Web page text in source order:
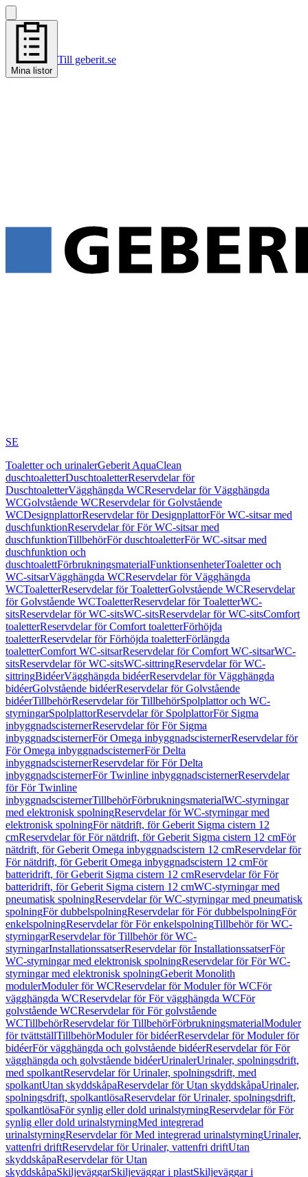
Mina listor
Till geberit.se
SE
Toaletter och urinalerGeberit AquaClean
duschtoaletterDuschtoaletterReservdelar för
DuschtoaletterVägghängda WCReservdelar för Vägghängda
WCGolvstående WCReservdelar för Golvstående
WCDesignplattorReservdelar för DesignplattorFör WC-sitsar med
duschfunktionReservdelar för För WC-sitsar med
duschfunktionTillbehörFör duschtoaletterFör WC-sitsar med
duschfunktion och
duschtoalettFörbrukningsmaterialFunktionsenheterToaletter och
WC-sitsarVägghängda WCReservdelar för Vägghängda
WCToaletterReservdelar för ToaletterGolvstående WCReservdelar
för Golvstående WCToaletterReservdelar för ToaletterWC-
sitsReservdelar för WC-sitsWC-sitsReservdelar för WC-sitsComfort
toaletterReservdelar för Comfort toaletterFörhöjda
toaletterReservdelar för Förhöjda toaletterFörlängda
toaletterComfort WC-sitsarReservdelar för Comfort WC-sitsarWC-
sitsReservdelar för WC-sitsWC-sittringReservdelar för WC-
sittringBidéerVägghängda bidéerReservdelar för Vägghängda
bidéerGolvstående bidéerReservdelar för Golvstående
bidéerTillbehörReservdelar för TillbehörSpolplattor och WC-
styrningarSpolplattorReservdelar för SpolplattorFör Sigma
inbyggnadscisternerReservdelar för För Sigma
inbyggnadscisternerFör Omega inbyggnadscisternerReservdelar för
För Omega inbyggnadscisternerFör Delta
inbyggnadscisternerReservdelar för För Delta
inbyggnadscisternerFör Twinline inbyggnadscisternerReservdelar
för För Twinline
inbyggnadscisternerTillbehörFörbrukningsmaterialWC-styrningar
med elektronisk spolningReservdelar för WC-styrningar med
elektronisk spolningFör nätdrift, för Geberit Sigma cistern 12
cmReservdelar för För nätdrift, för Geberit Sigma cistern 12 cmFör
nätdrift, för Geberit Omega inbyggnadscistern 12 cmReservdelar för
För nätdrift, för Geberit Omega inbyggnadscistern 12 cmFör
batteridrift, för Geberit Sigma cistern 12 cmReservdelar för För
batteridrift, för Geberit Sigma cistern 12 cmWC-styrningar med
pneumatisk spolningReservdelar för WC-styrningar med pneumatisk
spolningFör dubbelspolningReservdelar för För dubbelspolningFör
enkelspolningReservdelar för För enkelspolningTillbehör för WC-
styrningarReservdelar för Tillbehör för WC-
styrningarInstallationssatserReservdelar för InstallationssatserFör
WC-styrningar med elektronisk spolningReservdelar för För WC-
styrningar med elektronisk spolningGeberit Monolith
modulerModuler för WCReservdelar för Moduler för WCFör
vägghängda WCReservdelar för För vägghängda WCFör
golvstående WCReservdelar för För golvstående
WCTillbehörReservdelar för TillbehörFörbrukningsmaterialModuler
för tvättställTillbehörModuler för bidéerReservdelar för Moduler för
bidéerFör vägghängda och golvstående bidéerReservdelar för För
vägghängda och golvstående bidéerUrinalerUrinaler, spolningsdrift,
med spolkantReservdelar för Urinaler, spolningsdrift, med
spolkantUtan skyddskåpaReservdelar för Utan skyddskåpaUrinaler,
spolningsdrift, spolkantlösaReservdelar för Urinaler, spolningsdrift,
spolkantlösaFör synlig eller dold urinalstyrningReservdelar för För
synlig eller dold urinalstyrningMed integrerad
urinalstyrningReservdelar för Med integrerad urinalstyrningUrinaler,
vattenfri driftReservdelar för Urinaler, vattenfri driftUtan
skyddskåpaReservdelar för Utan
skyddskåpaSkiljeväggarSkiljeväggar i plastSkiljeväggar i